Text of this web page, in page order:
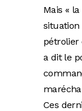
Mais «
situation
pétrolier
a dit le
Ces